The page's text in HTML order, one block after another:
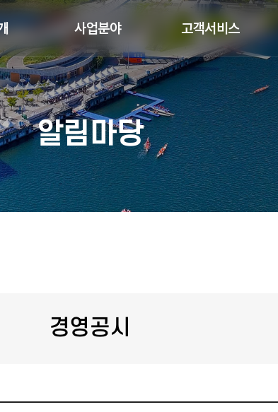
사업분야 고객서비스
알림마당
경영공시